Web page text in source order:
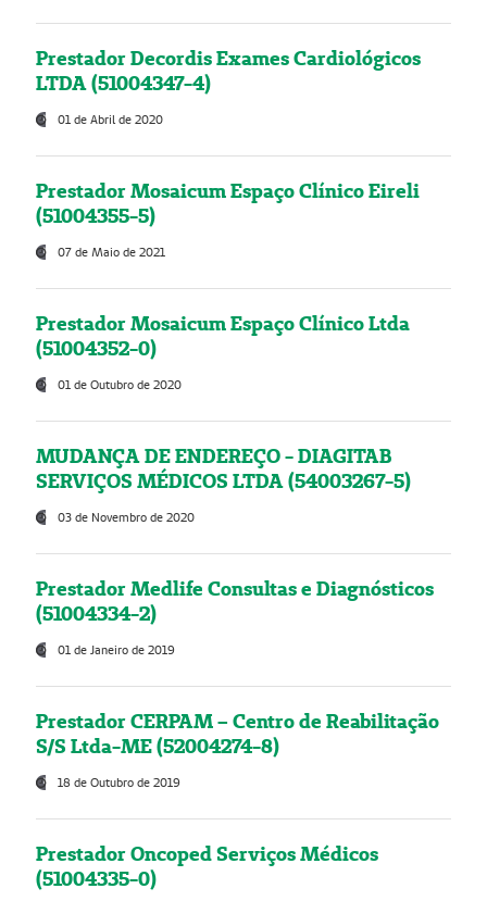
Prestador Decordis Exames Cardiológicos
LTDA (51004347-4)
01 de Abril de 2020
Prestador Mosaicum Espaço Clínico Eireli
(51004355-5)
07 de Maio de 2021
Prestador Mosaicum Espaço Clínico Ltda
(51004352-0)
01 de Outubro de 2020
MUDANÇA DE ENDEREÇO - DIAGITAB
SERVIÇOS MÉDICOS LTDA (54003267-5)
03 de Novembro de 2020
Prestador Medlife Consultas e Diagnósticos
(51004334-2)
01 de Janeiro de 2019
Prestador CERPAM – Centro de Reabilitação
S/S Ltda-ME (52004274-8)
18 de Outubro de 2019
Prestador Oncoped Serviços Médicos
(51004335-0)